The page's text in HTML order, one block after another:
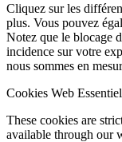
Cliquez sur les
plus. Vous pouvez
Notez que le blocage
incidence sur votre
nous sommes en
Cookies Web
These cookies are
available through our